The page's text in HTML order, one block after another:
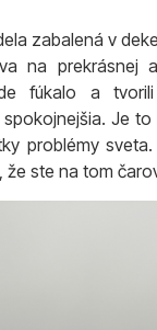
zabalená v
na prekrásnej
fúkalo a
Je
problémy
že ste na tom